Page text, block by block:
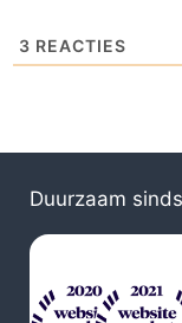
3 REACTIES
Duurzaam